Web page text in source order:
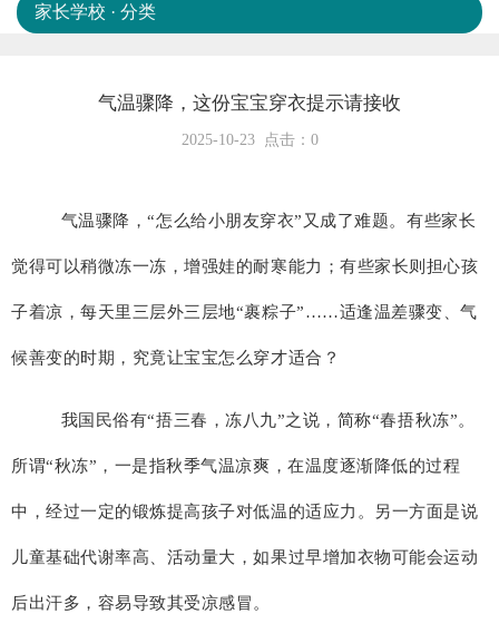
家长学校 · 分类
气温骤降，这份宝宝穿衣提示请接收
2025-10-23 点击： 0
气温骤降，“怎么给小朋友穿衣”又成了难题。有些家长
觉得可以稍微冻一冻，增强娃的耐寒能力；有些家长则担心孩
子着凉，每天里三层外三层地“裹粽子”……适逢温差骤变、气
候善变的时期，究竟让宝宝怎么穿才适合？
我国民俗有“捂三春，冻八九”之说，简称“春捂秋冻”。
所谓“秋冻”，一是指秋季气温凉爽，在温度逐渐降低的过程
中，经过一定的锻炼提高孩子对低温的适应力。另一方面是说
儿童基础代谢率高、活动量大，如果过早增加衣物可能会运动
后出汗多，容易导致其受凉感冒。